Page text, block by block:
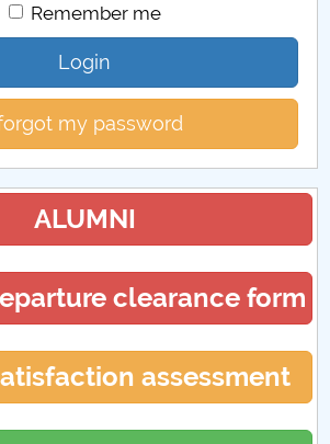
Remember me
Login
my password
ALUMNI
clearance form
assessment